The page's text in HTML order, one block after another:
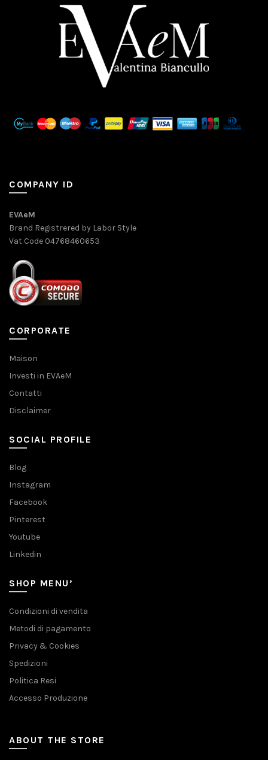
COMPANY ID
EVAeM
Brand Registrered by Labor Style
Vat Code 04768460653
CORPORATE
Maison
Investi in EVAeM
Contatti
Disclaimer
SOCIAL PROFILE
Blog
Instagram
Facebook
Pinterest
Youtube
Linkedin
SHOP MENU’
Condizioni di vendita
Metodi di pagamento
Privacy & Cookies
Spedizioni
Politica Resi
Accesso Produzione
ABOUT THE STORE